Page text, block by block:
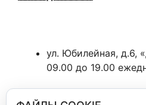
ул. Юбилейная, д.6,
09.00 до 19.00